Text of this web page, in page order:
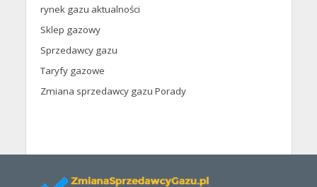
rynek gazu aktualności
Sklep gazowy
Sprzedawcy gazu
Taryfy gazowe
Zmiana sprzedawcy gazu Porady